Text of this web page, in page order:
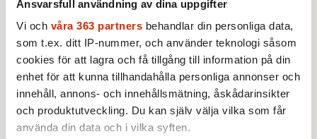
Ansvarsfull användning av dina uppgifter
Vi och våra 363 partners behandlar din personliga data,
som t.ex. ditt IP-nummer, och använder teknologi såsom
cookies för att lagra och få tillgång till information på din
enhet för att kunna tillhandahålla personliga annonser och
innehåll, annons- och innehållsmätning, åskådarinsikter
och produktutveckling. Du kan själv välja vilka som får
använda din data och i vilka syften.
oljepris och AI-oro.
AKTUELLT EKONOMI
Extremhetta på sommarbörsen
Börsen handlas på rekordnivåer,
till synes obekymrad om krig och
annat elände.
Av: Jon Åsberg•
KRÖNIKA
Jon Åsberg:Råder det andra
ekonomiska lagar i rymden?